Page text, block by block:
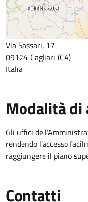
Via Sassari, 17
09124 Cagliari CA
Italia
Modalità di
Gli uffici
rendendo l'accesso
raggiungere il piano
Contatti